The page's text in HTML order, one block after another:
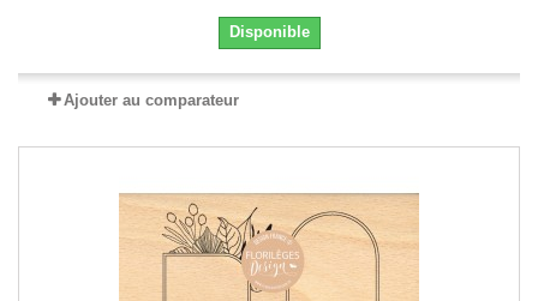
Disponible
Ajouter au comparateur